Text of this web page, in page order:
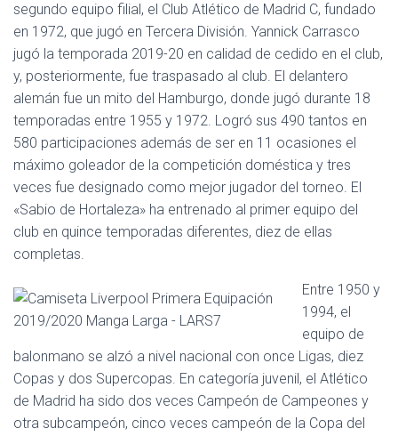
segundo equipo filial, el Club Atlético de Madrid C, fundado
en 1972, que jugó en Tercera División. Yannick Carrasco
jugó la temporada 2019-20 en calidad de cedido en el club,
y, posteriormente, fue traspasado al club. El delantero
alemán fue un mito del Hamburgo, donde jugó durante 18
temporadas entre 1955 y 1972. Logró sus 490 tantos en
580 participaciones además de ser en 11 ocasiones el
máximo goleador de la competición doméstica y tres
veces fue designado como mejor jugador del torneo. El
«Sabio de Hortaleza» ha entrenado al primer equipo del
club en quince temporadas diferentes, diez de ellas
completas.
Entre 1950 y
1994, el
equipo de
balonmano se alzó a nivel nacional con once Ligas, diez
Copas y dos Supercopas. En categoría juvenil, el Atlético
de Madrid ha sido dos veces Campeón de Campeones y
otra subcampeón, cinco veces campeón de la Copa del